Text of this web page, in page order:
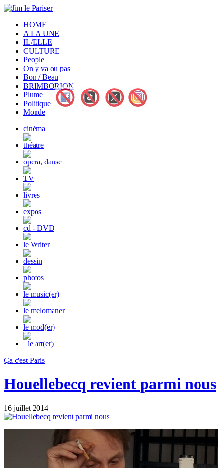
HOME
A LA UNE
IL/ELLE
CULTURE
People
On y va ou pas
Bon / Beau
BRIMBORION
Plume
Politique
Monde
cinéma
théatre
opera, danse
TV
livres
expos
cd - DVD
le Writer
dessin
photos
le music(er)
le melomaner
le mod(er)
le art(er)
Ça c'est Paris
Houellebecq revient parmi nous
16 juillet 2014